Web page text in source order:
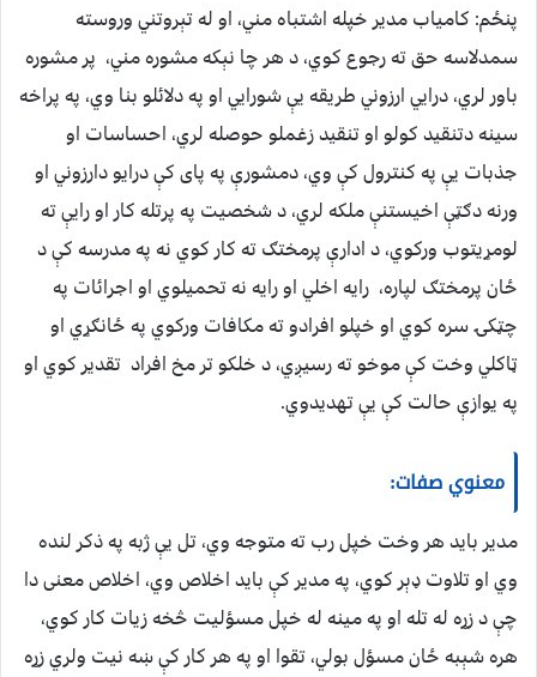
پنځم: کامياب مدير خپله اشتباه مني، او له تېروتني وروسته
سمدلاسه حق ته رجوع کوي، د هر چا نېکه مشوره مني، پر مشوره
باور لري، درایي ارزوني طریقه یې شورایي او په دلائلو بنا وي، په پراخه
سینه دتنقید کولو او تنقید زغملو حوصله لري، احساسات او
جذبات یې په کنترول کې وي، دمشورې په پای کې درایو دارزوني او
ورنه دګټې اخيستنې ملکه لري، د شخصیت په پرتله کار او رايې ته
لومړيتوب ورکوي، د ادارې پرمختګ ته کار کوي نه په مدرسه کې د
ځان پرمختګ لپاره، رايه اخلي او رايه نه تحميلوي او اجرائات په
چټکۍ سره کوي او خپلو افرادو ته مکافات ورکوي په ځانګړي او
ټاکلي وخت کې موخو ته رسيږي، د خلکو تر مخ افراد تقدير کوي او
په يوازې حالت کې يې تهديدوي.
معنوي صفات:
مدير بايد هر وخت خپل رب ته متوجه وي، تل يې ژبه په ذکر لنده
وي او تلاوت ډېر کوي، په مدير کې بايد اخلاص وي، اخلاص معنی دا
چې د زړه له تله او په مينه له خپل مسؤليت څخه زيات کار کوي،
هره شېبه ځان مسؤل بولي، تقوا او په هر کار کې ښه نيت ولري زړه